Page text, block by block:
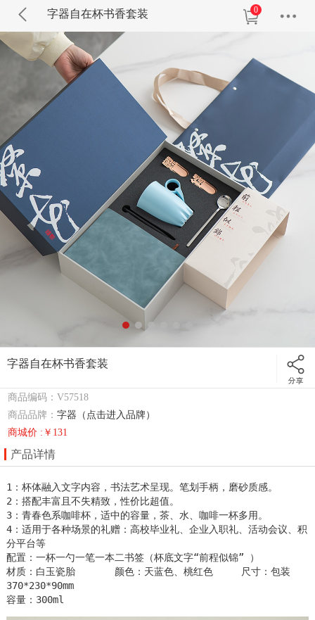
字器自在杯书香套装 0
字器自在杯书香套装
商品编码：V57518
商品品牌：字器（点击进入品牌）
商城价 :￥131
产品详情
1：杯体融入文字内容，书法艺术呈现。笔划手柄，磨砂质感。
2：搭配丰富且不失精致，性价比超值。
3：青春色系咖啡杯，适中的容量，茶、水、咖啡一杯多用。
4：适用于各种场景的礼赠：高校毕业礼、企业入职礼、活动会议、积
分平台等
配置：一杯一勺一笔一本二书签（杯底文字“前程似锦” ）
材质：白玉瓷胎       颜色：天蓝色、桃红色     尺寸：包装
370*230*90mm
容量：300ml